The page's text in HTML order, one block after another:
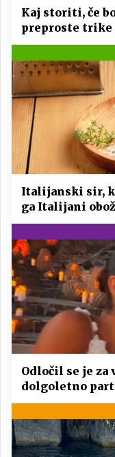
Kaj storiti, če
preproste trike
Italijanski sir,
ga Italijani
Odločil se je
dolgoletno